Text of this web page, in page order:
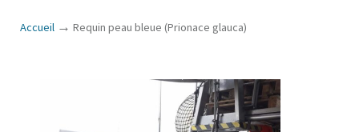
Accueil → Requin peau bleue (Prionace glauca)